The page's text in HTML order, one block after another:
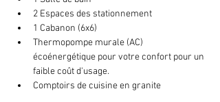
2 Espaces des stationnement
1 Cabanon (6x6)
Thermopompe murale (AC)
écoénergétique pour votre confort pour un
faible coût d'usage.
Comptoirs de cuisine en granite